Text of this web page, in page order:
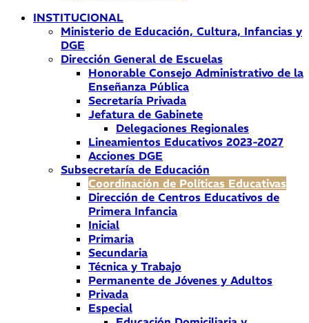
INSTITUCIONAL
Ministerio de Educación, Cultura, Infancias y
DGE
Dirección General de Escuelas
Honorable Consejo Administrativo de la
Enseñanza Pública
Secretaría Privada
Jefatura de Gabinete
Delegaciones Regionales
Lineamientos Educativos 2023-2027
Acciones DGE
Subsecretaría de Educación
Coordinación de Políticas Educativas
Dirección de Centros Educativos de
Primera Infancia
Inicial
Primaria
Secundaria
Técnica y Trabajo
Permanente de Jóvenes y Adultos
Privada
Especial